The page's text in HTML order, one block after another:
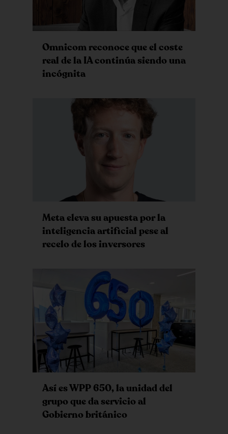
Omnicom reconoce que el coste
real de la IA continúa siendo una
incógnita
Meta eleva su apuesta por la
inteligencia artificial pese al
recelo de los inversores
Así es WPP 650, la unidad del
grupo que da servicio al
Gobierno británico